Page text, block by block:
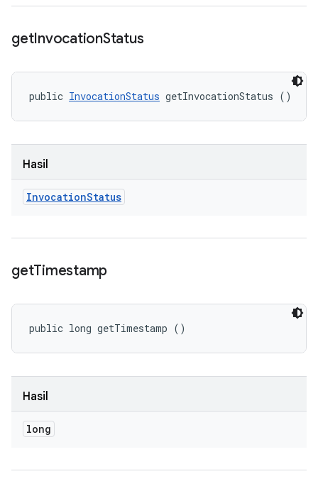
getInvocationStatus
public InvocationStatus getInvocationStatus ()
Hasil
InvocationStatus
getTimestamp
public long getTimestamp ()
Hasil
long